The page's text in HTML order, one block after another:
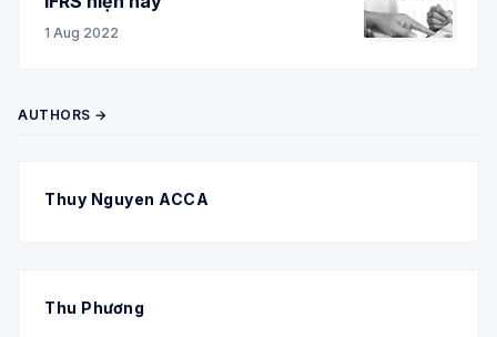
1 Aug 2022
AUTHORS →
Thuy Nguyen ACCA
Thu Phương